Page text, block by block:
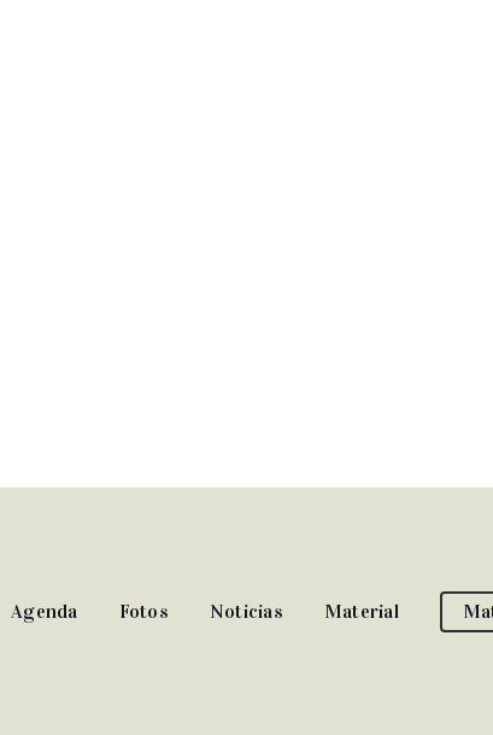
Agenda Fotos Noticias Material